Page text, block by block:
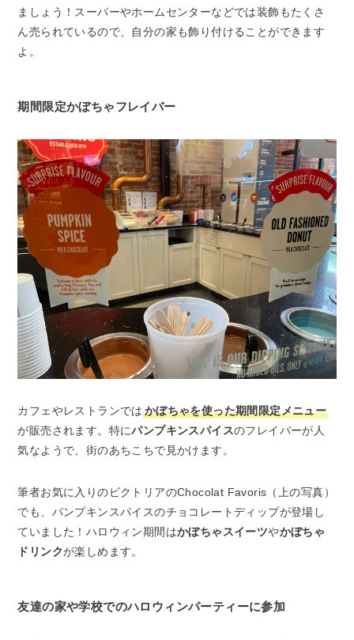
ましょう！スーパーやホームセンターなどでは装飾もたくさ
ん売られているので、自分の家も飾り付けることができます
よ。
期間限定かぼちゃフレイバー
カフェやレストランでは かぼちゃを使った期間限定メニュー
が販売されます。特にパンプキンスパイスのフレイバーが人
気なようで、街のあちこちで見かけます。
筆者お気に入りのビクトリアのChocolat Favoris（上の写真）
でも、パンプキンスパイスのチョコレートディップが登場し
ていました！ハロウィン期間はかぼちゃスイーツやかぼちゃ
ドリンクが楽しめます。
友達の家や学校でのハロウィンパーティーに参加